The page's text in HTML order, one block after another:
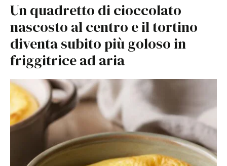
Un quadretto di cioccolato
nascosto al centro e il tortino
diventa subito più goloso in
friggitrice ad aria